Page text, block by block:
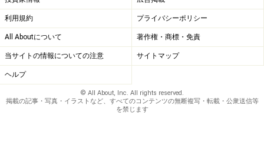
利用規約 プライバシーポリシー
All Aboutについて 著作権・商標・免責
当サイトの情報についての注意 サイトマップ
ヘルプ
© All About, Inc. All rights reserved.
掲載の記事・写真・イラストなど、すべてのコンテンツの無断複写・転載・公衆送信等
を禁じます